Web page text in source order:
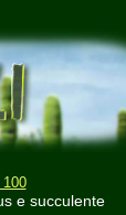
e succulente